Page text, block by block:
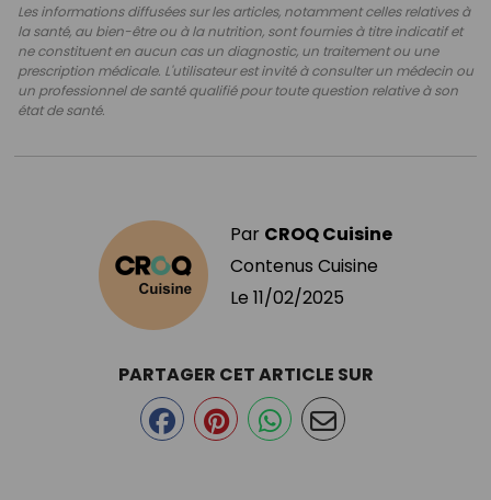
Les informations diffusées sur les articles, notamment celles relatives à
la santé, au bien-être ou à la nutrition, sont fournies à titre indicatif et
ne constituent en aucun cas un diagnostic, un traitement ou une
prescription médicale. L'utilisateur est invité à consulter un médecin ou
un professionnel de santé qualifié pour toute question relative à son
état de santé.
Par CROQ Cuisine
Contenus Cuisine
Le 11/02/2025
PARTAGER CET ARTICLE SUR